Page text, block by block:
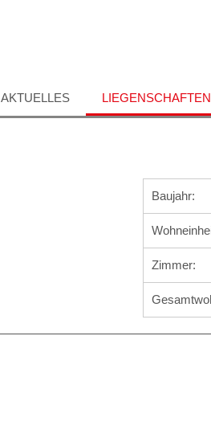
AKTUELLES LIEGENSCHAFTEN
Baujahr:
Zimmer: